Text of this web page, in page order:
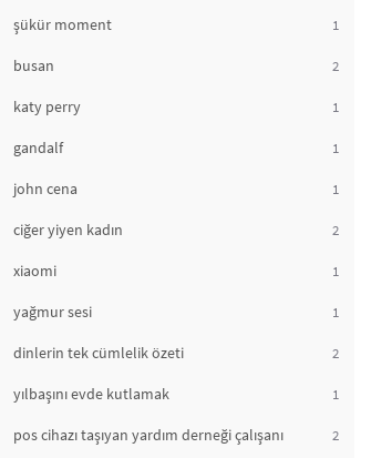
şükür moment 1
busan 2
katy perry 1
gandalf 1
john cena 1
ciğer yiyen kadın 2
xiaomi 1
yağmur sesi 1
dinlerin tek cümlelik özeti 2
yılbaşını evde kutlamak 1
pos cihazı taşıyan yardım derneği çalışanı 2